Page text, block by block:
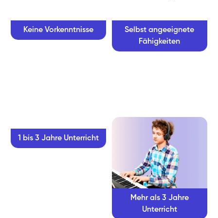
Keine Vorkenntnisse
Selbst angeeignete
Fähigkeiten
1 bis 3 Jahre Unterricht
Mehr als 3 Jahre
Unterricht